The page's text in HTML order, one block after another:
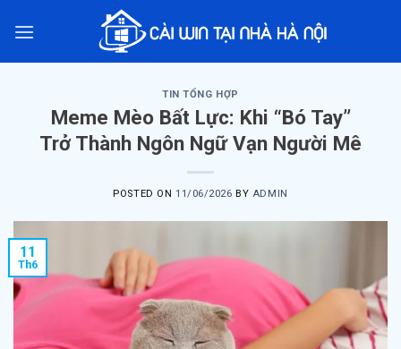
TIN TỔNG HỢP
Meme Mèo Bất Lực: Khi “Bó Tay”
Trở Thành Ngôn Ngữ Vạn Người Mê
POSTED ON 11/06/2026 BY ADMIN
11
Th6